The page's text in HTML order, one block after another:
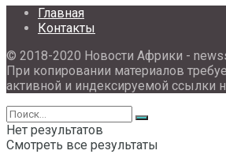
Главная
Контакты
© 2018-2020 Новости Африки -
При копировании материалов
активной и индексируемой ссылки
Нет результатов
Смотреть все результаты